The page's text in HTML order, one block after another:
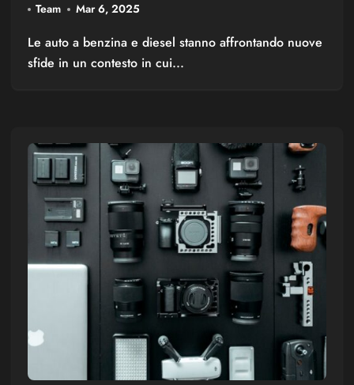
Team Mar 6, 2025
Le auto a benzina e diesel stanno affrontando nuove
sfide in un contesto in cui...